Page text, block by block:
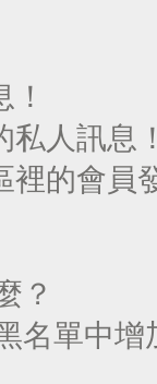
私人訊息
裡的會員
？
名單中增